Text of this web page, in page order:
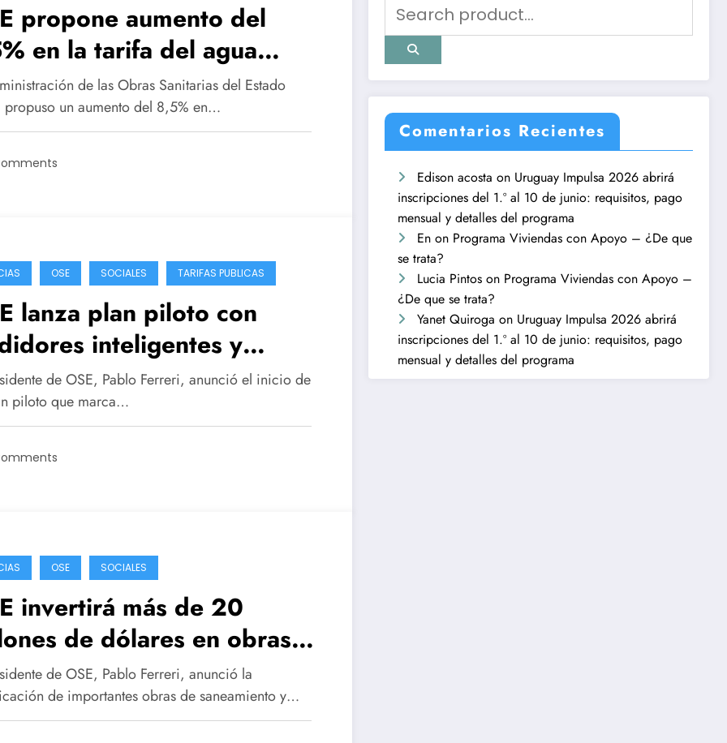
propone aumento del
en la tarifa del agua
el 1° de enero
de las Obras Sanitarias del Estado
propuso un aumento del 8,5% en…
OSE SOCIALES TARIFAS PUBLICAS
lanza plan piloto con
inteligentes y
en tiempo real del uso
de OSE, Pablo Ferreri, anunció el inicio de
piloto que marca…
OSE SOCIALES
invertirá más de 20
de dólares en obras
San Carlos
de OSE, Pablo Ferreri, anunció la
de importantes obras de saneamiento y…
Comentarios Recientes
Edison acosta on Uruguay Impulsa 2026 abrirá
inscripciones del 1.º al 10 de junio: requisitos, pago
mensual y detalles del programa
En on Programa Viviendas con Apoyo – ¿De que
se trata?
Lucia Pintos on Programa Viviendas con Apoyo –
¿De que se trata?
Yanet Quiroga on Uruguay Impulsa 2026 abrirá
inscripciones del 1.º al 10 de junio: requisitos, pago
mensual y detalles del programa